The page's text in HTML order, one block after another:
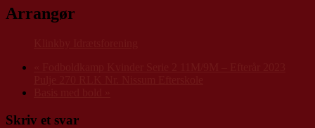
Arrangør
Skriv et svar